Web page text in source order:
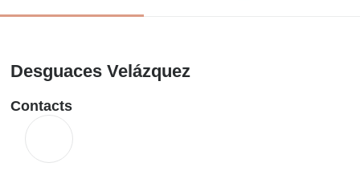
Desguaces Velázquez
Contacts